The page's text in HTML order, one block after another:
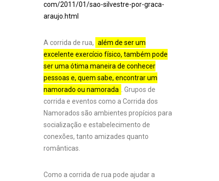
com/2011/01/sao-silvestre-por-graca-
araujo.html
A corrida de rua, além de ser um
excelente exercício físico, também pode
ser uma ótima maneira de conhecer
pessoas e, quem sabe, encontrar um
namorado ou namorada
Grupos de
corrida e eventos como a Corrida dos
Namorados são ambientes propícios para
socialização e estabelecimento de
conexões, tanto amizades quanto
românticas.
Como a corrida de rua pode ajudar a